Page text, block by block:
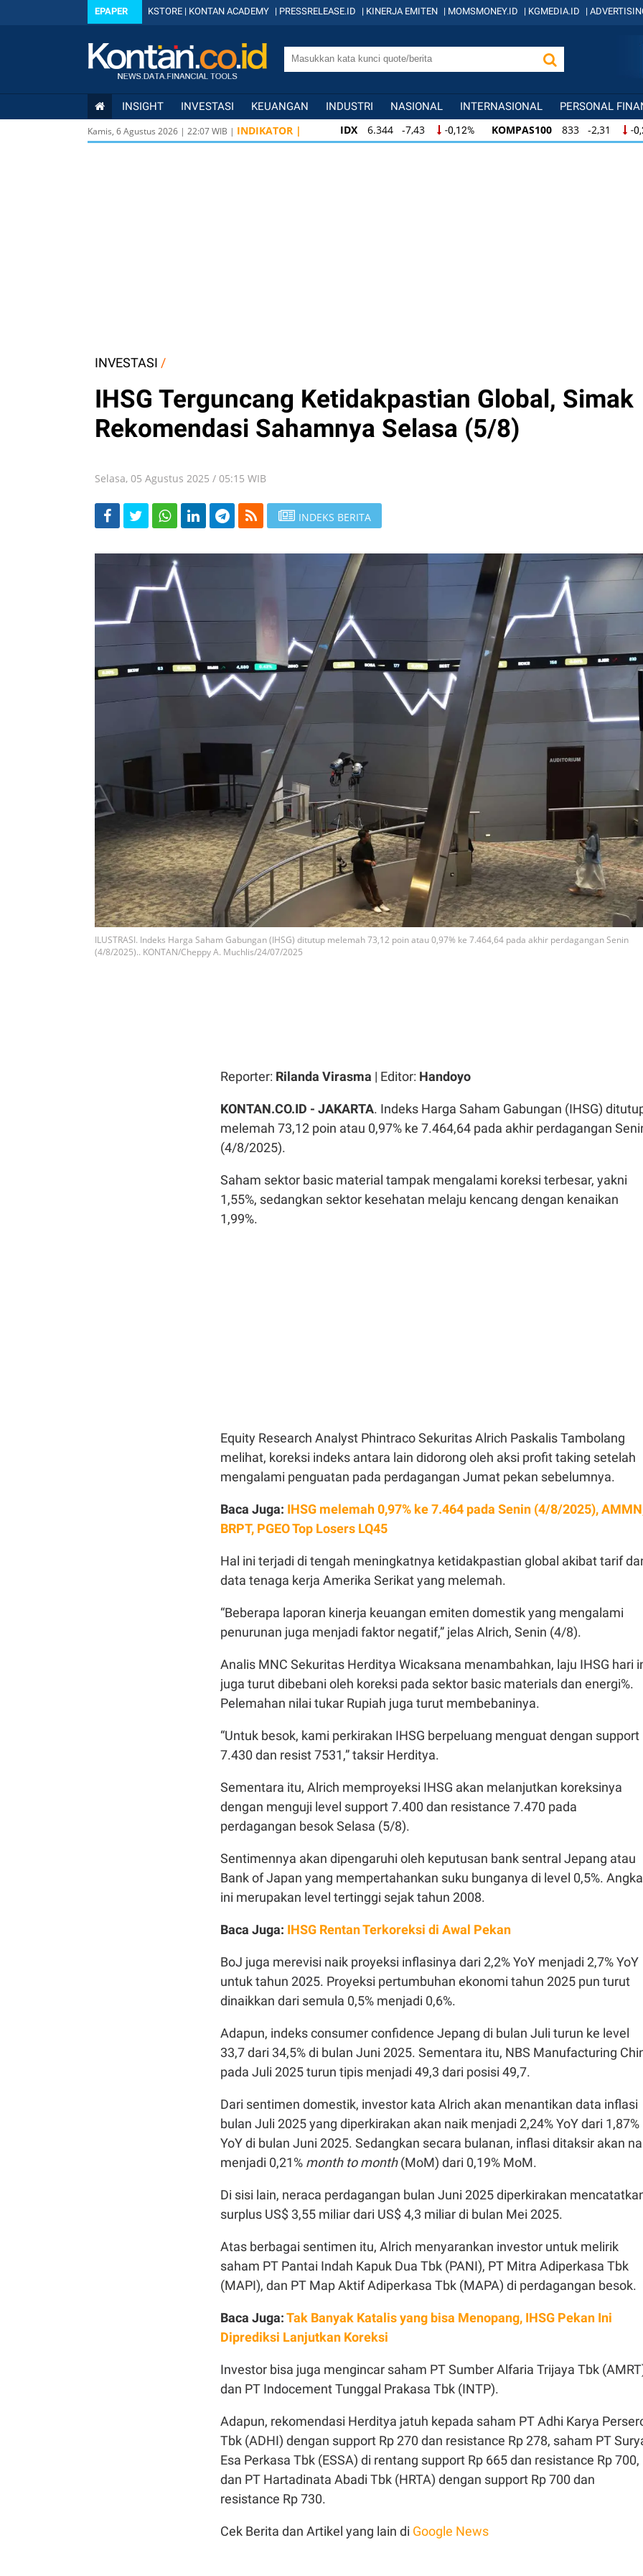
EPAPER KSTORE | KONTAN ACADEMY | PRESSRELEASE.ID | KINERJA EMITEN | MOMSMONEY.ID | KGMEDIA.ID |
INSIGHT INVESTASI KEUANGAN INDUSTRI NASIONAL INTERNASIONAL PERSONAL
Kamis, 6 Agustus 2026 | 22:07WIB | INDIKATOR | IDX 6.344 -7,43 -0,12% KOMPAS100 833 -2,31 -
IDX 6.344 -7,43 -0,12% KOMPAS100 833 -2,31 -
INVESTASI /
IHSG Terguncang Ketidakpastian Global, Simak
Rekomendasi Sahamnya Selasa (5/8)
Selasa, 05 Agustus 2025 / 05:15 WIB
INDEKS BERITA
ILUSTRASI. Indeks Harga Saham Gabungan (IHSG) ditutup melemah 73,12 poin atau 0,97% ke 7.464,64 pada akhir perdagangan Senin
(4/8/2025).. KONTAN/Cheppy A. Muchlis/24/07/2025
Reporter: Rilanda Virasma | Editor: Handoyo
KONTAN.CO.ID - JAKARTA. Indeks Harga Saham Gabungan (IHSG)
melemah 73,12 poin atau 0,97% ke 7.464,64 pada akhir perdagangan
(4/8/2025).
Saham sektor basic material tampak mengalami koreksi terbesar, yakni
1,55%, sedangkan sektor kesehatan melaju kencang dengan kenaikan
1,99%.
Equity Research Analyst Phintraco Sekuritas Alrich Paskalis Tambolang
melihat, koreksi indeks antara lain didorong oleh aksi profit taking setelah
mengalami penguatan pada perdagangan Jumat pekan sebelumnya.
Baca Juga: IHSG melemah 0,97% ke 7.464 pada Senin (4/8/2025),
BRPT, PGEO Top Losers LQ45
Hal ini terjadi di tengah meningkatnya ketidakpastian global akibat tarif
data tenaga kerja Amerika Serikat yang melemah.
“Beberapa laporan kinerja keuangan emiten domestik yang mengalami
penurunan juga menjadi faktor negatif,” jelas Alrich, Senin (4/8).
Analis MNC Sekuritas Herditya Wicaksana menambahkan, laju IHSG hari
juga turut dibebani oleh koreksi pada sektor basic materials dan energi%.
Pelemahan nilai tukar Rupiah juga turut membebaninya.
“Untuk besok, kami perkirakan IHSG berpeluang menguat dengan support
7.430 dan resist 7531,” taksir Herditya.
Sementara itu, Alrich memproyeksi IHSG akan melanjutkan koreksinya
dengan menguji level support 7.400 dan resistance 7.470 pada
perdagangan besok Selasa (5/8).
Sentimennya akan dipengaruhi oleh keputusan bank sentral Jepang atau
Bank of Japan yang mempertahankan suku bunganya di level 0,5%. Angka
ini merupakan level tertinggi sejak tahun 2008.
Baca Juga: IHSG Rentan Terkoreksi di Awal Pekan
BoJ juga merevisi naik proyeksi inflasinya dari 2,2% YoY menjadi 2,7% YoY
untuk tahun 2025. Proyeksi pertumbuhan ekonomi tahun 2025 pun turut
dinaikkan dari semula 0,5% menjadi 0,6%.
Adapun, indeks consumer confidence Jepang di bulan Juli turun ke level
33,7 dari 34,5% di bulan Juni 2025. Sementara itu, NBS Manufacturing
pada Juli 2025 turun tipis menjadi 49,3 dari posisi 49,7.
Dari sentimen domestik, investor kata Alrich akan menantikan data inflasi
bulan Juli 2025 yang diperkirakan akan naik menjadi 2,24% YoY dari 1,87%
YoY di bulan Juni 2025. Sedangkan secara bulanan, inflasi ditaksir akan
menjadi 0,21% month to month(MoM) dari 0,19% MoM.
Di sisi lain, neraca perdagangan bulan Juni 2025 diperkirakan
surplus US$ 3,55 miliar dari US$ 4,3 miliar di bulan Mei 2025.
Atas berbagai sentimen itu, Alrich menyarankan investor untuk melirik
saham PT Pantai Indah Kapuk Dua Tbk (PANI), PT Mitra Adiperkasa Tbk
(MAPI), dan PT Map Aktif Adiperkasa Tbk (MAPA) di perdagangan besok.
Baca Juga:Tak Banyak Katalis yang bisa Menopang, IHSG Pekan Ini
Diprediksi Lanjutkan Koreksi
Investor bisa juga mengincar saham PT Sumber Alfaria Trijaya Tbk
dan PT Indocement Tunggal Prakasa Tbk (INTP).
Adapun, rekomendasi Herditya jatuh kepada saham PT Adhi Karya
Tbk (ADHI) dengan support Rp 270 dan resistance Rp 278, saham PT
Esa Perkasa Tbk (ESSA) di rentang support Rp 665 dan resistance Rp 700,
dan PT Hartadinata Abadi Tbk (HRTA) dengan support Rp 700 dan
resistance Rp 730.
Cek Berita dan Artikel yang lain di Google News